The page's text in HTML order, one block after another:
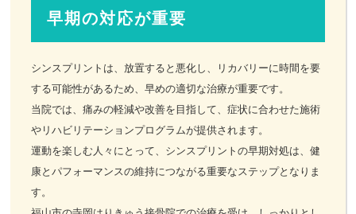
早期の対応が重要
シンスプリントは、放置すると悪化し、リカバリーに時間を要
する可能性があるため、早めの適切な治療が重要です。
当院では、痛みの軽減や改善を目指して、症状に合わせた施術
やリハビリテーションプログラムが提供されます。
運動を楽しむ人々にとって、シンスプリントの早期対処は、健
康とパフォーマンスの維持につながる重要なステップとなりま
す。